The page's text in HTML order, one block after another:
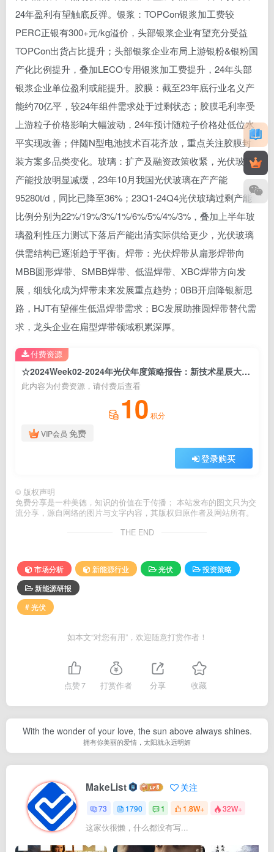
24年盈利有望触底反弹。银浆：TOPCon银浆加工费较
PERC正银有300+元/kg溢价，头部银浆企业有望充分受益
TOPCon出货占比提升；头部银浆企业布局上游银粉&银粉国
产化比例提升，叠加LECO专用银浆加工费提升，24年头部
银浆企业单位盈利或能提升。胶膜：截至23年底行业名义产
能约70亿平，较24年组件需求处于过剩状态；胶膜毛利率受
上游粒子价格影响大幅波动，24年预计随粒子价格处低位水
平实现改善；伴随N型电池技术百花齐放，重点关注胶膜封
装方案多品类变化。玻璃：扩产及融资政策收紧，光伏玻璃
产能投放明显减缓，23年10月我国光伏玻璃在产产能
95280t/d，同比已降至36%；23Q1-24Q4光伏玻璃过剩产能
比例分别为22%/19%/3%/1%/6%/5%/4%/3%，叠加上半年玻
璃盈利性压力测试下落后产能出清实际供给更少，光伏玻璃
供需结构已逐渐趋于平衡。焊带：光伏焊带从扁形焊带向
MBB圆形焊带、SMBB焊带、低温焊带、XBC焊带方向发
展，细线化成为焊带未来发展重点趋势；0BB开启降银新思
路，HJT有望催生低温焊带需求；BC发展助推圆焊带替代需
求，龙头企业在扁型焊带领域积累深厚。
☆2024Week02-2024年光伏年度策略报告：新技术星辰大海，破局者涅槃重生
此内容为付费资源，请付费后查看
10 积分
VIP会员 免费
登录购买
付费资源
© 版权声明
免费分享是一种美德，知识的价值在于传播； 本站发布的图文只为交
流分享，源自网络的图片与文字内容，其版权归原作者及网站所有。
THE END
市场分析 新能源行业 光伏
投资策略
新能源研报
# 光伏
如本文“对您有用”，欢迎随意打赏作者！
点赞7 打赏作者 分享 收藏
With the wonder of your love, the sun above always shines.
拥有你美丽的爱情，太阳就永远明媚
MakeList 关注
73 1790 1 1.8W+ 32W+
这家伙很懒，什么都没有写...